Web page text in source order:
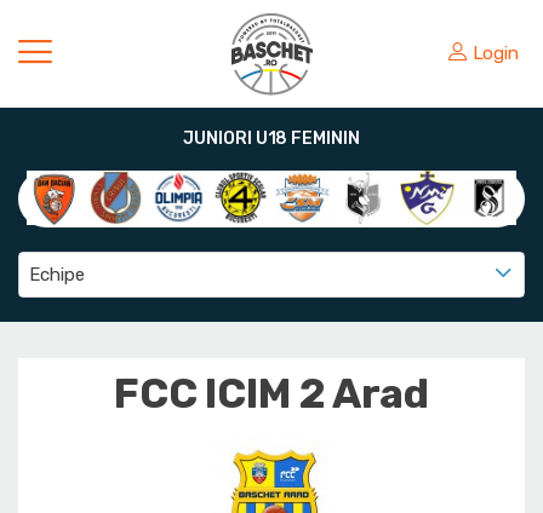
Login
JUNIORI U18 FEMININ
Echipe
FCC ICIM 2 Arad